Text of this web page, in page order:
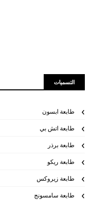
التسميات
طابعة ابسون
طابعة اتش بي
طابعة برذر
طابعة ريكو
طابعة زيروكس
طابعة سامسونج